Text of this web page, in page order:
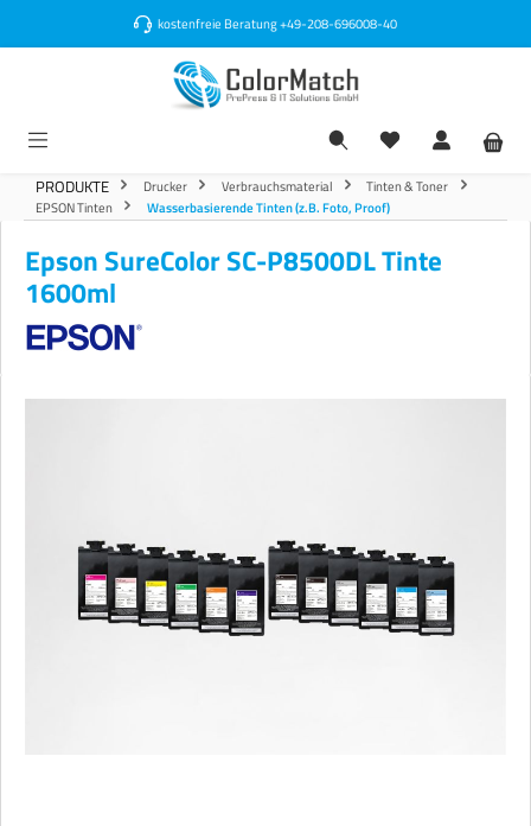
kostenfreie Beratung+49-208-696008-40
PRODUKTE Drucker Verbrauchsmaterial
Tinten & Toner
EPSON Tinten
Wasserbasierende Tinten (z.B. Foto, Proof)
Epson SureColor SC-P8500DL Tinte
1600ml